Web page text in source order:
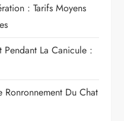
: Tarifs Moyens
Pendant La Canicule :
Ronronnement Du Chat